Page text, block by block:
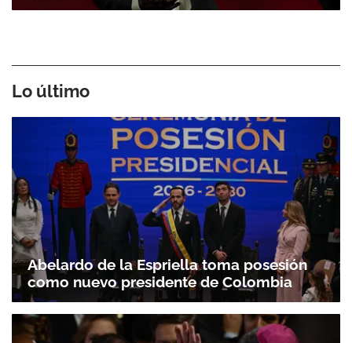
Lo último
Abelardo de la Espriella toma posesión
como nuevo presidente de Colombia